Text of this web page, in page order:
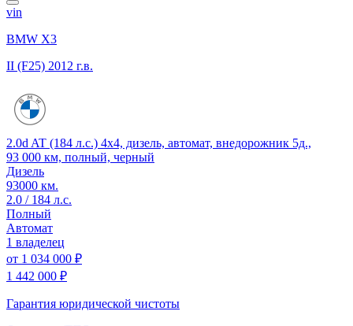
vin
BMW X3
II (F25) 2012 г.в.
2.0d AT (184 л.с.) 4x4, дизель, автомат, внедорожник 5д.,
93 000 км, полный, черный
Дизель
93000 км.
2.0 / 184 л.с.
Полный
Автомат
1 владелец
от 1 034 000 ₽
1 442 000 ₽
Гарантия юридической чистоты